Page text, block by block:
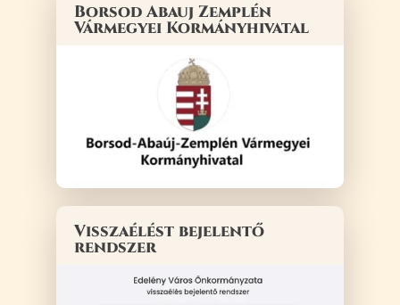
Borsod Abauj Zemplén
Vármegyei Kormányhivatal
Visszaélést bejelentő
rendszer